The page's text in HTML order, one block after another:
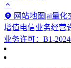
网站地图 |ai量化
增值电信业务经营
业务许可：B1-